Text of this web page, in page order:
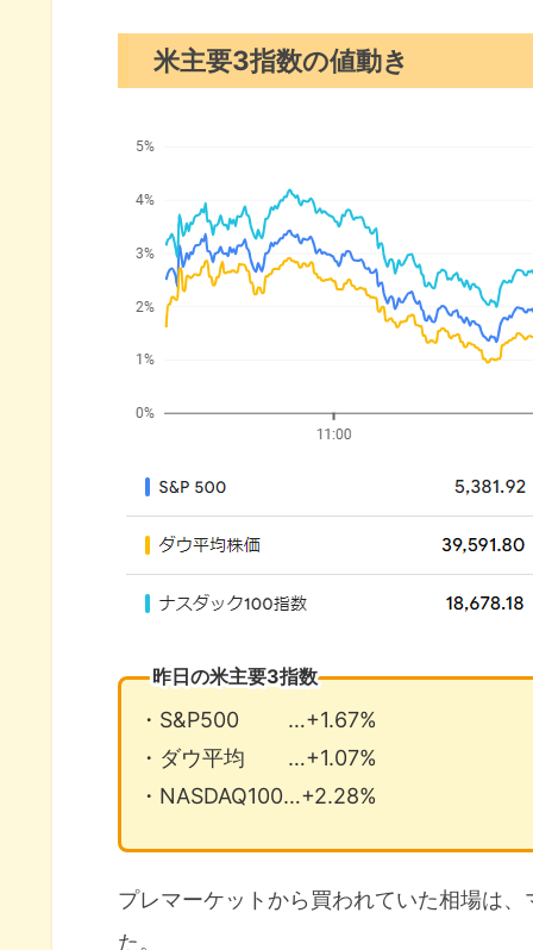
米国市場のトピックス
トランプ大統領 対中関税大幅
関税重しでPMIが低下
4月の注目イベントについて
まとめ
米主要3指数の値動き
昨日の米主要3指数
・S&P500 …+1.67%
・ダウ平均 …+1.07%
・NASDAQ100…+2.28%
プレマーケットから買われていた相場は
た。